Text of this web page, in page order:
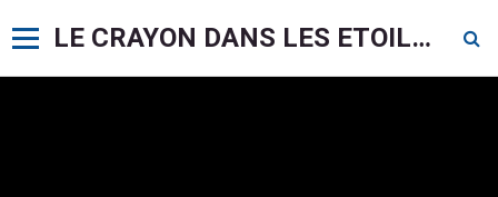
LE CRAYON DANS LES ETOILES